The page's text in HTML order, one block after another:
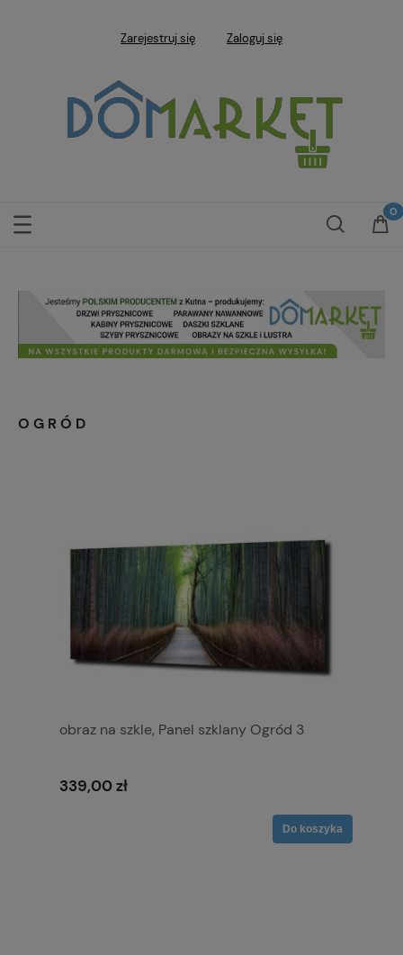
Zarejestruj się Zaloguj się
OGRÓD
obraz na szkle, Panel szklany Ogród 3
339,00 zł
Do koszyka